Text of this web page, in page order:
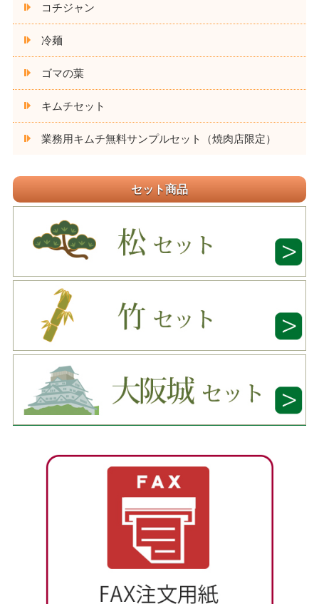
コチジャン
冷麺
ゴマの葉
キムチセット
業務用キムチ無料サンプルセット（焼肉店限定）
セット商品